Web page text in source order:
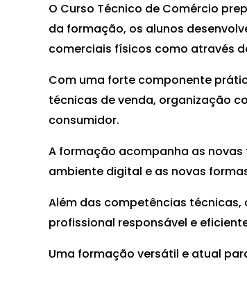
O Curso Técnico de Comércio
da formação, os alunos
comerciais físicos como através
Com uma forte componente
técnicas de venda, organização
consumidor.
A formação acompanha as
ambiente digital e as novas
Além das competências
profissional responsável e
Uma formação versátil e atual